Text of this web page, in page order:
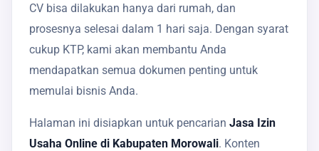
CV bisa dilakukan hanya dari rumah, dan
prosesnya selesai dalam 1 hari saja. Dengan syarat
cukup KTP, kami akan membantu Anda
mendapatkan semua dokumen penting untuk
memulai bisnis Anda.
Halaman ini disiapkan untuk pencarian Jasa Izin
Usaha Online di Kabupaten Morowali. Konten